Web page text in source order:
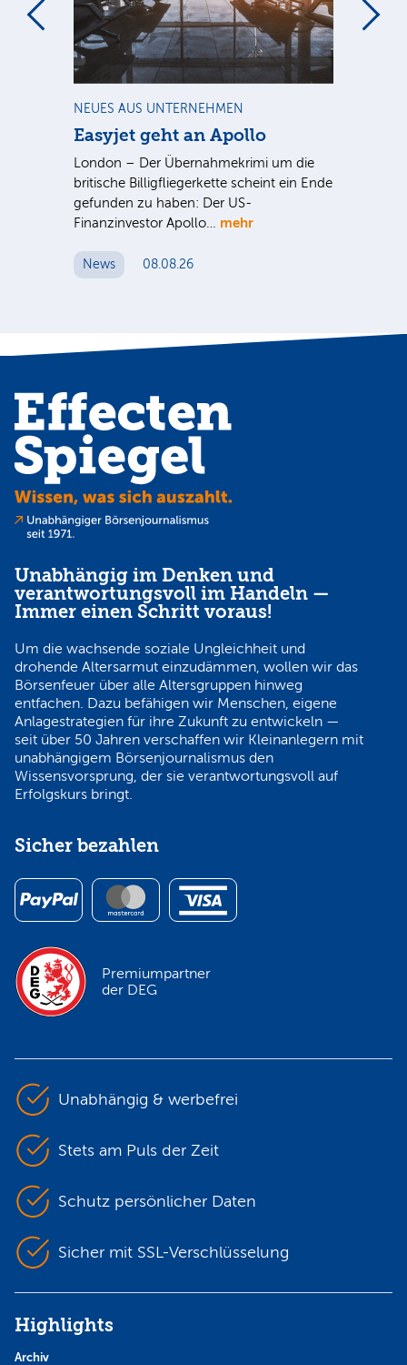
NEUES AUS UNTERNEHMEN
Easyjet geht an Apollo
London – Der Übernahmekrimi um die
britische Billigfliegerkette scheint ein Ende
gefunden zu haben: Der US-
Finanzinvestor Apollo… mehr
News 08.08.26
Unabhängig im Denken und
verantwortungsvoll im Handeln —
Immer einen Schritt voraus!
Um die wachsende soziale Ungleichheit und
drohende Altersarmut einzudämmen, wollen wir das
Börsenfeuer über alle Altersgruppen hinweg
entfachen. Dazu befähigen wir Menschen, eigene
Anlagestrategien für ihre Zukunft zu entwickeln —
seit über 50 Jahren verschaffen wir Kleinanlegern mit
unabhängigem Börsenjournalismus den
Wissensvorsprung, der sie verantwortungsvoll auf
Erfolgskurs bringt.
Sicher bezahlen
Premiumpartner
der DEG
Unabhängig & werbefrei
Stets am Puls der Zeit
Schutz persönlicher Daten
Sicher mit SSL-Verschlüsselung
Highlights
Archiv